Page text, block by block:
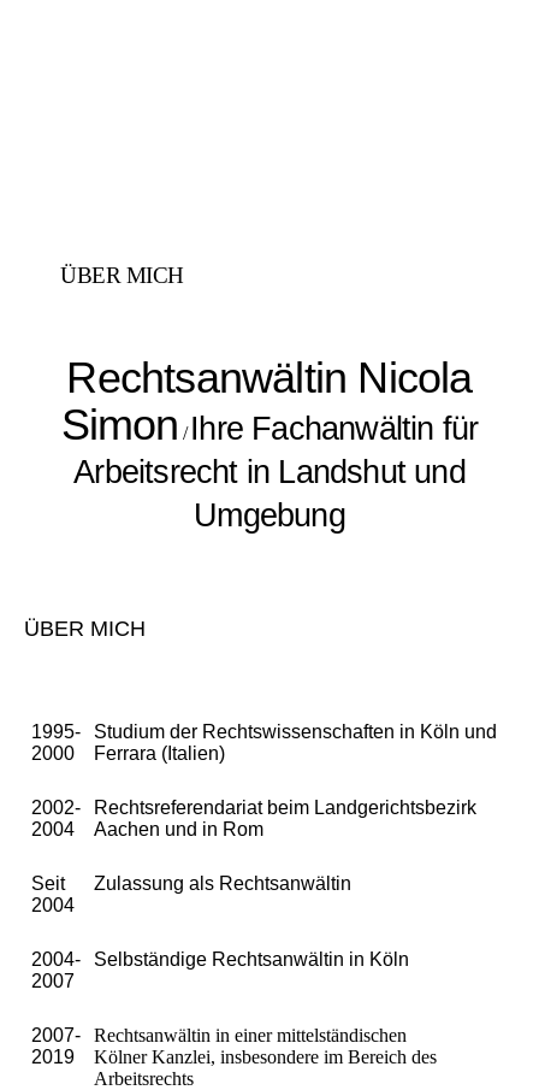
ÜBER MICH
Rechtsanwältin Nicola
Simon /Ihre Fachanwältin für
Arbeitsrecht in Landshut und
Umgebung
ÜBER MICH
1995-
2000
Studium der Rechtswissenschaften in Köln und
Ferrara (Italien)
2002-
2004
Rechtsreferendariat beim Landgerichtsbezirk
Aachen und in Rom
Seit
2004
Zulassung als Rechtsanwältin
2004-
2007
Selbständige Rechtsanwältin in Köln
2007-
2019
Rechtsanwältin in einer mittelständischen
Kölner Kanzlei, insbesondere im Bereich des
Arbeitsrechts